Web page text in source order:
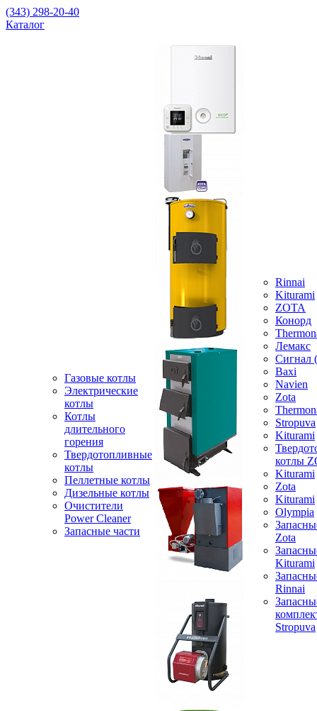
(343) 298-20-40
Каталог
Газовые котлы
Электрические
котлы
Котлы
длительного
горения
Твердотопливные
котлы
Пеллетные котлы
Дизельные котлы
Очистители
Power Cleaner
Запасные части
Rinnai
Kiturami
ZOTA
Конорд
Лемакс
Baxi
Navien
Zota
Stropuva
Kiturami
котлы
Kiturami
Zota
Kiturami
Olympia
Zota
Kiturami
Rinnai
Stropuva